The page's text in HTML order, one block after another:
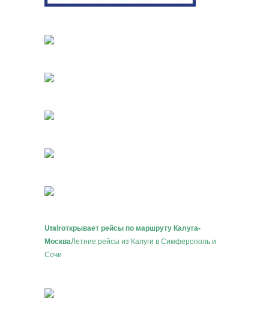
Utairоткрывает рейсы по маршруту Калуга-
МоскваЛетние рейсы из Калуги в Симферополь и
Сочи